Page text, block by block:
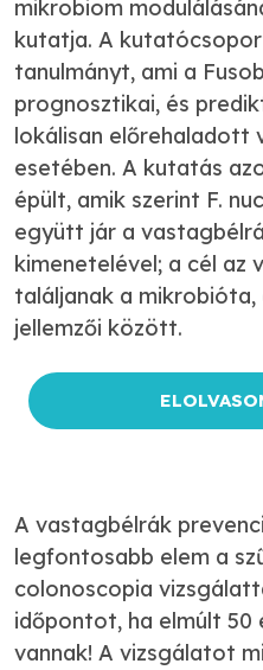
mikrobiom
kutatja. A
tanulmányt, ami a
prognosztikai, és
lokálisan előrehaladott
esetében. A kutatás
épült, amik szerint F.
együtt jár a
kimenetelével; a cél
találjanak a
jellemzői között.
A vastagbélrák
legfontosabb elem a
colonoscopia
időpontot, ha elmúlt 50
vannak! A vizsgálatot